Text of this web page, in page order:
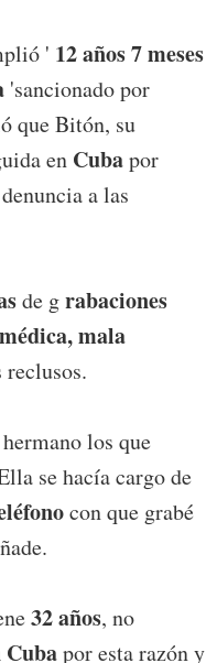
' 12 años 7 meses
'sancionado por
que Bitón, su
en Cubapor
a las
de grabaciones
mala
los que
se hacía cargo de
con que grabé
32 años, no
por esta razón y